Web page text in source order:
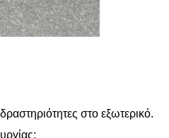
στο εξωτερικό.